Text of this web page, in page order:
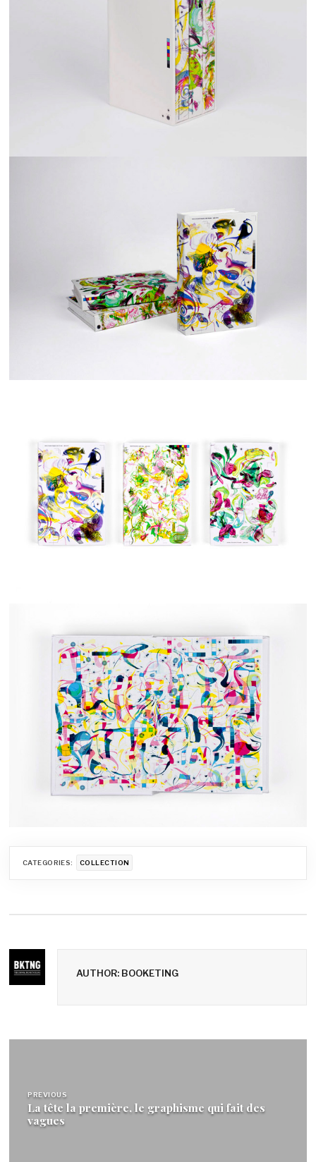
CATEGORIES: COLLECTION
AUTHOR: BOOKETING
l’article
PREVIOUS
La tête la première, le graphisme qui fait des
vagues